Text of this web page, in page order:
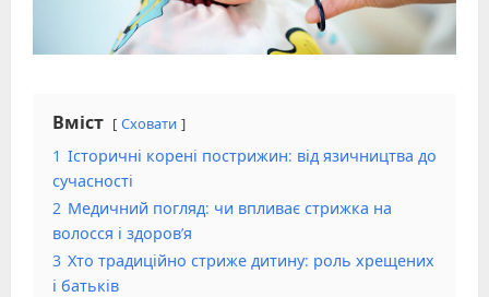
Вміст Сховати
1 Історичні корені пострижин: від язичництва до
сучасності
2 Медичний погляд: чи впливає стрижка на
волосся і здоров’я
3 Хто традиційно стриже дитину: роль хрещених
і батьків